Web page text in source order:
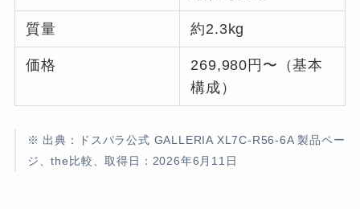
質量 約2.3kg
価格
269,980円〜（基本
構成）
※ 出典：ドスパラ公式 GALLERIA XL7C-R56-6A 製品ペー
ジ、the比較、取得日：2026年6月11日